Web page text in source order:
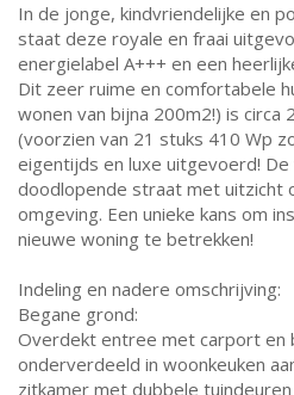
In de jonge, kindvriendelijke en
staat deze royale en fraai
energielabel A+++ en een
Dit zeer ruime en comfortabele
wonen van bijna 200m2!) is circa
(voorzien van 21 stuks 410 Wp
eigentijds en luxe uitgevoerd! De
doodlopende straat met uitzicht
omgeving. Een unieke kans om
nieuwe woning te betrekken!
Indeling en nadere omschrijving:
Begane grond:
Overdekt entree met carport en
onderverdeeld in woonkeuken
zitkamer met dubbele